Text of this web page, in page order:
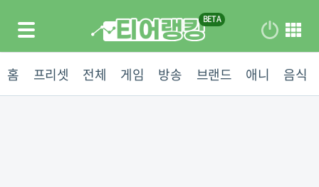
홈 프리셋 전체 게임 방송 브랜드 애니 음식